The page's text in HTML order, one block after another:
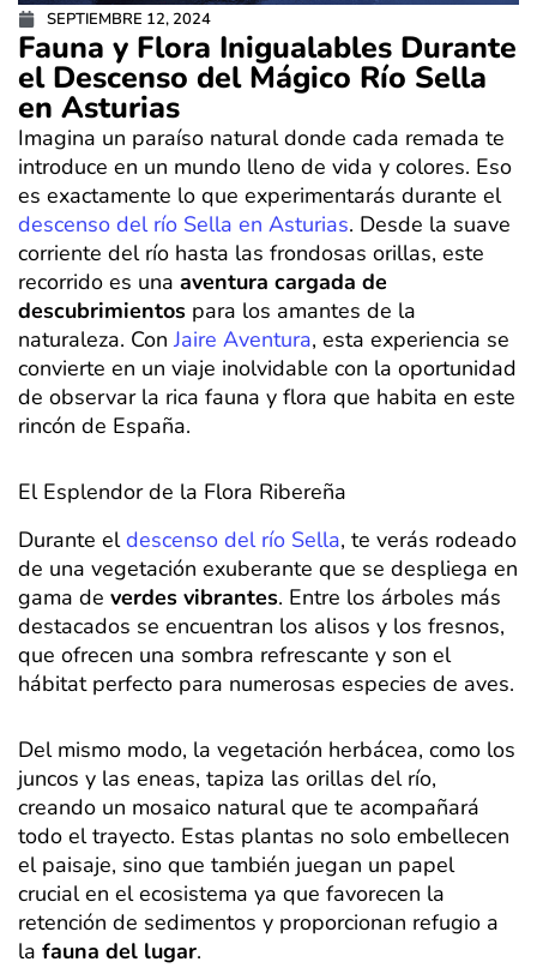
SEPTIEMBRE 12, 2024
Fauna y Flora Inigualables Durante
el Descenso del Mágico Río Sella
en Asturias
Imagina un paraíso natural donde cada remada te
introduce en un mundo lleno de vida y colores. Eso
es exactamente lo que experimentarás durante el
descenso del río Sella en Asturias. Desde la suave
corriente del río hasta las frondosas orillas, este
recorrido es una aventura cargada de
descubrimientos para los amantes de la
naturaleza. ConJaire Aventura, esta experiencia se
convierte en un viaje inolvidable con la oportunidad
de observar la rica fauna y flora que habita en este
rincón de España.
El Esplendor de la Flora Ribereña
Durante eldescenso del río Sella, te verás rodeado
de una vegetación exuberante que se despliega en
gama de verdes vibrantes. Entre los árboles más
destacados se encuentran los alisos y los fresnos,
que ofrecen una sombra refrescante y son el
hábitat perfecto para numerosas especies de aves.
Del mismo modo, la vegetación herbácea, como los
juncos y las eneas, tapiza las orillas del río,
creando un mosaico natural que te acompañará
todo el trayecto. Estas plantas no solo embellecen
el paisaje, sino que también juegan un papel
crucial en el ecosistema ya que favorecen la
retención de sedimentos y proporcionan refugio a
la fauna del lugar.